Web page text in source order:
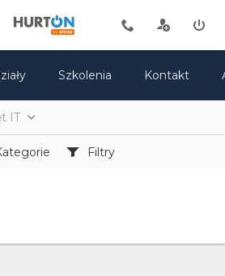
Szkolenia Kontakt
IT
Filtry